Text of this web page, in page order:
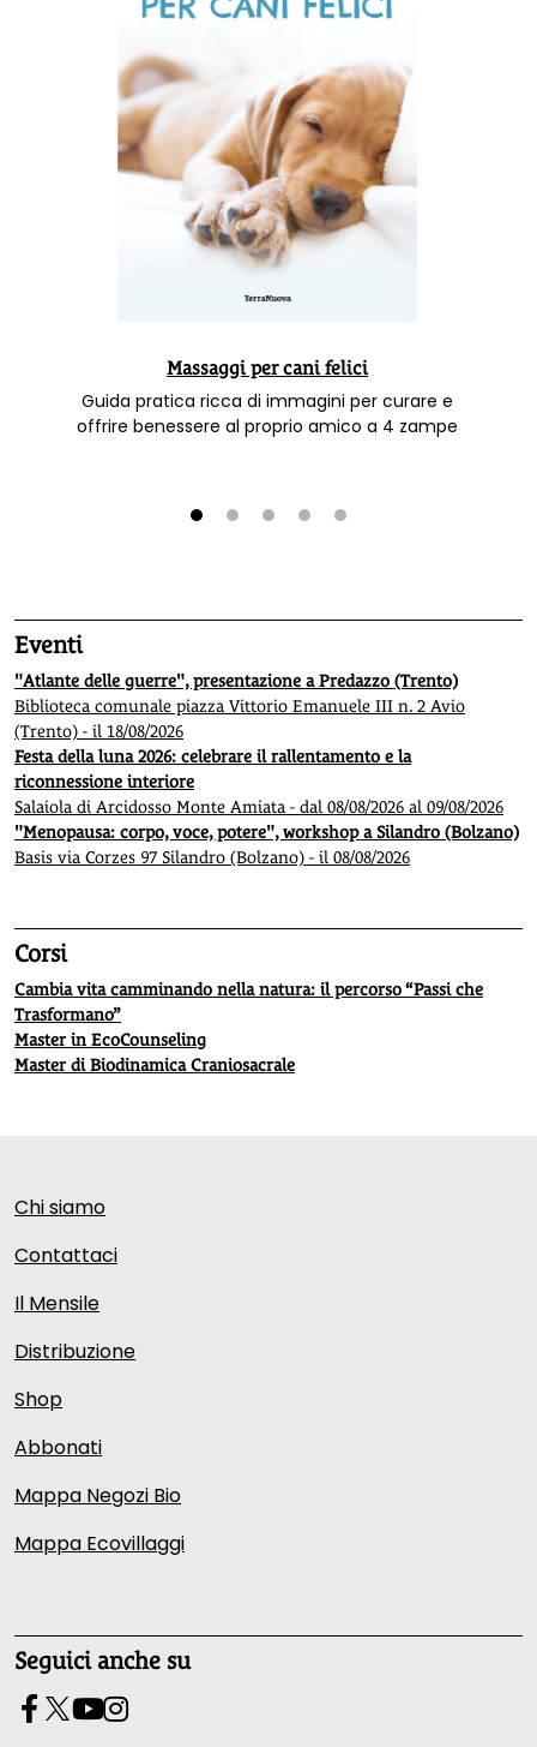
Massaggi per cani felici
Guida pratica ricca di immagini per curare e
offrire benessere al proprio amico a 4 zampe
Eventi
"Atlante delle guerre", presentazione a Predazzo (Trento)
Biblioteca comunale piazza Vittorio Emanuele III n. 2 Avio
(Trento) - il 18/08/2026
Festa della luna 2026: celebrare il rallentamento e la
riconnessione interiore
Salaiola di Arcidosso Monte Amiata - dal 08/08/2026 al 09/08/2026
"Menopausa: corpo, voce, potere", workshop a Silandro (Bolzano)
Basis via Corzes 97 Silandro (Bolzano) - il 08/08/2026
Corsi
Cambia vita camminando nella natura: il percorso “Passi che
Trasformano”
Master in EcoCounseling
Master di Biodinamica Craniosacrale
Chi siamo
Contattaci
Il Mensile
Distribuzione
Shop
Abbonati
Mappa Negozi Bio
Mappa Ecovillaggi
Seguici anche su